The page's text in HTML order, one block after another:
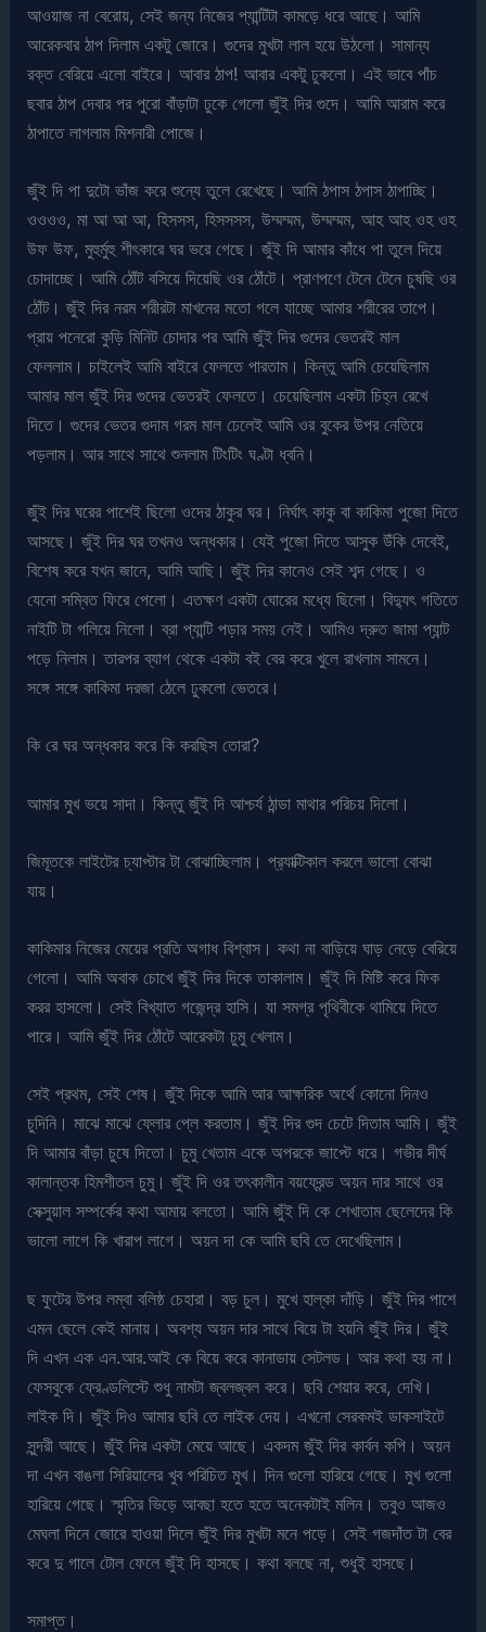
আওয়াজ না বেরোয়, সেই জন্য নিজের প্যান্টিটা কামড়ে ধরে আছে। আমি
আরেকবার ঠাপ দিলাম একটু জোরে। গুদের মুখটা লাল হয়ে উঠলো। সামান্য
রক্ত বেরিয়ে এলো বাইরে। আবার ঠাপ! আবার একটু ঢুকলো। এই ভাবে পাঁচ
ছবার ঠাপ দেবার পর পুরো বাঁড়াটা ঢুকে গেলো জুঁই দির গুদে। আমি আরাম করে
ঠাপাতে লাগলাম মিশনারী পোজে।
জুঁই দি পা দুটো ভাঁজ করে শুন্যে তুলে রেখেছে। আমি ঠপাস ঠপাস ঠাপাচ্ছি।
ওওওও, মা আ আ আ, হিসসস, হিসসসস, উম্মম্মম, উম্মম্মম, আহ আহ ওহ ওহ
উফ উফ, মুহুর্মুহু শীৎকারে ঘর ভরে গেছে। জুঁই দি আমার কাঁধে পা তুলে দিয়ে
চোদাচ্ছে। আমি ঠোঁট বসিয়ে দিয়েছি ওর ঠোঁটে। প্রাণপণে টেনে টেনে চুষছি ওর
ঠোঁট। জুঁই দির নরম শরীরটা মাখনের মতো গলে যাচ্ছে আমার শরীরের তাপে।
প্রায় পনেরো কুড়ি মিনিট চোদার পর আমি জুঁই দির গুদের ভেতরই মাল
ফেললাম। চাইলেই আমি বাইরে ফেলতে পারতাম। কিন্তু আমি চেয়েছিলাম
আমার মাল জুঁই দির গুদের ভেতরই ফেলতে। চেয়েছিলাম একটা চিহ্ন রেখে
দিতে। গুদের ভেতর গুদাম গরম মাল ঢেলেই আমি ওর বুকের উপর নেতিয়ে
পড়লাম। আর সাথে সাথে শুনলাম টিংটিং ঘণ্টা ধ্বনি।
জুঁই দির ঘরের পাশেই ছিলো ওদের ঠাকুর ঘর। নির্ঘাৎ কাকু বা কাকিমা পুজো দিতে
আসছে। জুঁই দির ঘর তখনও অন্ধকার। যেই পুজো দিতে আসুক উঁকি দেবেই,
বিশেষ করে যখন জানে, আমি আছি। জুঁই দির কানেও সেই শব্দ গেছে। ও
যেনো সম্বিত ফিরে পেলো। এতক্ষণ একটা ঘোরের মধ্যে ছিলো। বিদ্যুৎ গতিতে
নাইটি টা গলিয়ে নিলো। ব্রা প্যান্টি পড়ার সময় নেই। আমিও দ্রুত জামা প্যান্ট
পড়ে নিলাম। তারপর ব্যাগ থেকে একটা বই বের করে খুলে রাখলাম সামনে।
সঙ্গে সঙ্গে কাকিমা দরজা ঠেলে ঢুকলো ভেতরে।
কি রে ঘর অন্ধকার করে কি করছিস তোরা?
আমার মুখ ভয়ে সাদা। কিন্তু জুঁই দি আশ্চর্য ঠান্ডা মাথার পরিচয় দিলো।
জিমূতকে লাইটের চ্যাপ্টার টা বোঝাচ্ছিলাম। প্র‍্যাক্টিকাল করলে ভালো বোঝা
যায়।
কাকিমার নিজের মেয়ের প্রতি অগাধ বিশ্বাস। কথা না বাড়িয়ে ঘাড় নেড়ে বেরিয়ে
গেলো। আমি অবাক চোখে জুঁই দির দিকে তাকালাম। জুঁই দি মিষ্টি করে ফিক
করর হাসলো। সেই বিখ্যাত গজেন্দ্র হাসি। যা সমগ্র পৃথিবীকে থামিয়ে দিতে
পারে। আমি জুঁই দির ঠোঁটে আরেকটা চুমু খেলাম।
সেই প্রথম, সেই শেষ। জুঁই দিকে আমি আর আক্ষরিক অর্থে কোনো দিনও
চুদিনি। মাঝে মাঝে ফ্লোর প্লে করতাম। জুঁই দির গুদ চেটে দিতাম আমি। জুঁই
দি আমার বাঁড়া চুষে দিতো। চুমু খেতাম একে অপরকে জাপ্টে ধরে। গভীর দীর্ঘ
কালান্তক হিমশীতল চুমু। জুঁই দি ওর তৎকালীন বয়ফ্রেন্ড অয়ন দার সাথে ওর
সেক্সুয়াল সম্পর্কের কথা আমায় বলতো। আমি জুঁই দি কে শেখাতাম ছেলেদের কি
ভালো লাগে কি খারাপ লাগে। অয়ন দা কে আমি ছবি তে দেখেছিলাম।
ছ ফুটের উপর লম্বা বলিষ্ঠ চেহারা। বড় চুল। মুখে হাল্কা দাঁড়ি। জুঁই দির পাশে
এমন ছেলে কেই মানায়। অবশ্য অয়ন দার সাথে বিয়ে টা হয়নি জুঁই দির। জুঁই
দি এখন এক এন.আর.আই কে বিয়ে করে কানাডায় সেটলড। আর কথা হয় না।
ফেসবুকে ফ্রেণ্ডলিস্টে শুধু নামটা জ্বলজ্বল করে। ছবি শেয়ার করে, দেখি।
লাইক দি। জুঁই দিও আমার ছবি তে লাইক দেয়। এখনো সেরকমই ডাকসাইটে
সুন্দরী আছে। জুঁই দির একটা মেয়ে আছে। একদম জুঁই দির কার্বন কপি। অয়ন
দা এখন বাঙলা সিরিয়ালের খুব পরিচিত মুখ। দিন গুলো হারিয়ে গেছে। মুখ গুলো
হারিয়ে গেছে। স্মৃতির ভিড়ে আবছা হতে হতে অনেকটাই মলিন। তবুও আজও
মেঘলা দিনে জোরে হাওয়া দিলে জুঁই দির মুখটা মনে পড়ে। সেই গজদাঁত টা বের
করে দু গালে টোল ফেলে জুঁই দি হাসছে। কথা বলছে না, শুধুই হাসছে।
সমাপ্ত।